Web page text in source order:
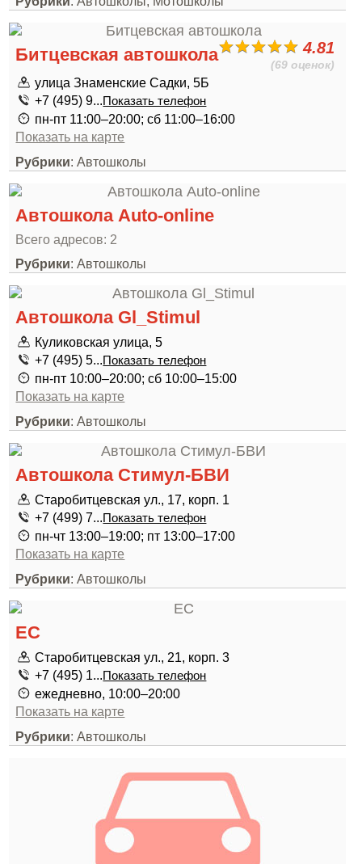
4.81
(69 оценок)
Битцевская автошкола
улица Знаменские Садки, 5Б
+7 (495) 9...Показать телефон
пн-пт 11:00–20:00; сб 11:00–16:00
Показать на карте
Рубрики: Автошколы
Автошкола Auto-online
Всего адресов: 2
Рубрики: Автошколы
Автошкола Gl_Stimul
Куликовская улица, 5
+7 (495) 5...Показать телефон
пн-пт 10:00–20:00; сб 10:00–15:00
Показать на карте
Рубрики: Автошколы
Автошкола Стимул-БВИ
Старобитцевская ул., 17, корп. 1
+7 (499) 7...Показать телефон
пн-чт 13:00–19:00; пт 13:00–17:00
Показать на карте
Рубрики: Автошколы
ЕС
Старобитцевская ул., 21, корп. 3
+7 (495) 1...Показать телефон
ежедневно, 10:00–20:00
Показать на карте
Рубрики: Автошколы